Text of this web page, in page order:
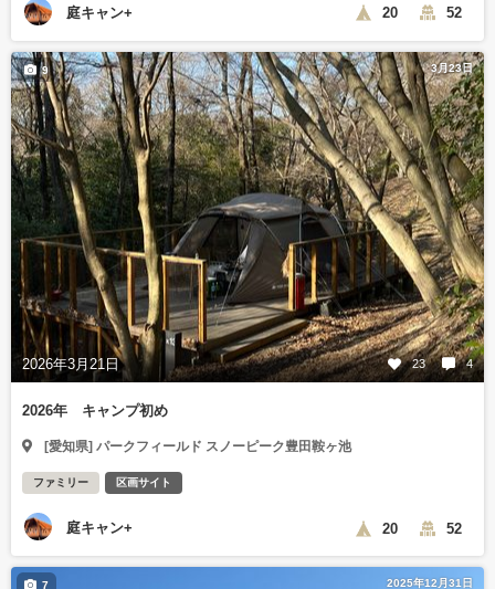
庭キャン+ 20 52
3月23日
2026年3月21日 23 4
9
2026年 キャンプ初め
[愛知県] パークフィールド スノーピーク豊田鞍ヶ池
ファミリー 区画サイト
庭キャン+ 20 52
2025年12月31日
7